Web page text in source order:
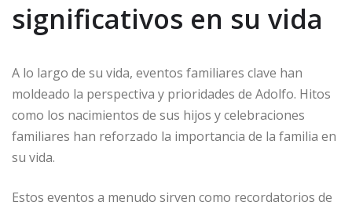
significativos en su vida
A lo largo de su vida, eventos familiares clave han
moldeado la perspectiva y prioridades de Adolfo. Hitos
como los nacimientos de sus hijos y celebraciones
familiares han reforzado la importancia de la familia en
su vida.
Estos eventos a menudo sirven como recordatorios de